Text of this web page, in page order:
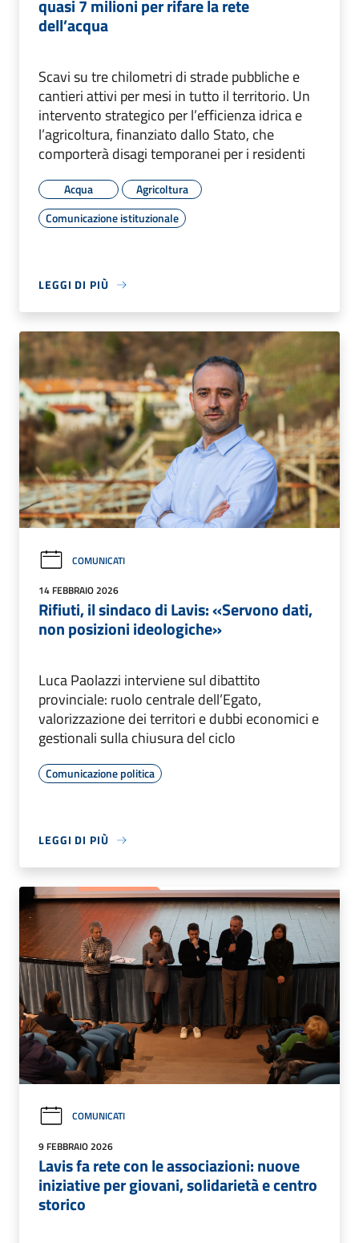
quasi 7 milioni per rifare la rete
dell’acqua
Scavi su tre chilometri di strade pubbliche e
cantieri attivi per mesi in tutto il territorio. Un
intervento strategico per l’efficienza idrica e
l’agricoltura, finanziato dallo Stato, che
comporterà disagi temporanei per i residenti
Acqua
Agricoltura
Comunicazione istituzionale
LEGGI DI PIÙ
COMUNICATI
14 FEBBRAIO 2026
Rifiuti, il sindaco di Lavis: «Servono dati,
non posizioni ideologiche»
Luca Paolazzi interviene sul dibattito
provinciale: ruolo centrale dell’Egato,
valorizzazione dei territori e dubbi economici e
gestionali sulla chiusura del ciclo
Comunicazione politica
LEGGI DI PIÙ
COMUNICATI
9 FEBBRAIO 2026
Lavis fa rete con le associazioni: nuove
iniziative per giovani, solidarietà e centro
storico